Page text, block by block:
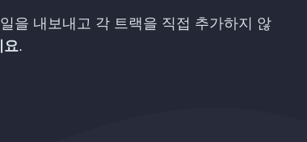
을 내보내고 각 트랙을 직접 추가하지 않
요.